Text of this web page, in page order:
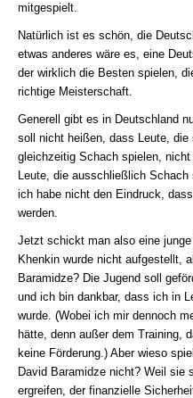
mitgespielt.
Natürlich ist es schön, die
etwas anderes wäre es, eine
der wirklich die Besten spielen,
richtige Meisterschaft.
Generell gibt es in Deutschland
soll nicht heißen, dass Leute, die
gleichzeitig Schach spielen,
Leute, die ausschließlich
ich habe nicht den Eindruck,
werden.
Jetzt schickt man also eine
Khenkin wurde nicht aufgestellt,
Baramidze? Die Jugend soll
und ich bin dankbar, dass ich in
wurde. (Wobei ich mir dennoch
hätte, denn außer dem Training,
keine Förderung.) Aber wieso
David Baramidze nicht? Weil sie
ergreifen, der finanzielle